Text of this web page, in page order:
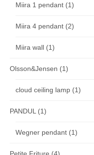
Miira 1 pendant (1)
Miira 4 pendant (2)
Miira wall (1)
Olsson&Jensen (1)
cloud ceiling lamp (1)
PANDUL (1)
Wegner pendant (1)